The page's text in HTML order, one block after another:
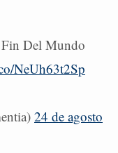
Del Mundo
NeUh63t2Sp
24 de agosto